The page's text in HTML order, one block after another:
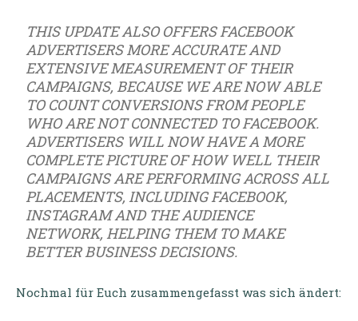
THIS UPDATE ALSO OFFERS FACEBOOK
ADVERTISERS MORE ACCURATE AND
EXTENSIVE MEASUREMENT OF THEIR
CAMPAIGNS, BECAUSE WE ARE NOW ABLE
TO COUNT CONVERSIONS FROM PEOPLE
WHO ARE NOT CONNECTED TO FACEBOOK.
ADVERTISERS WILL NOW HAVE A MORE
COMPLETE PICTURE OF HOW WELL THEIR
CAMPAIGNS ARE PERFORMING ACROSS ALL
PLACEMENTS, INCLUDING FACEBOOK,
INSTAGRAM AND THE AUDIENCE
NETWORK, HELPING THEM TO MAKE
BETTER BUSINESS DECISIONS.
Nochmal für Euch zusammengefasst was sich ändert: